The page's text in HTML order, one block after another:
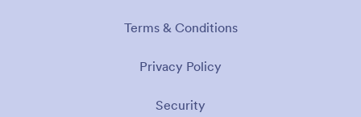
Terms & Conditions
Privacy Policy
Security